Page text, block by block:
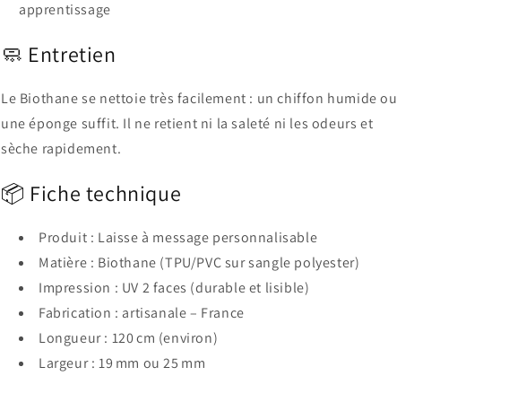
apprentissage
🧼 Entretien
Le Biothane se nettoie très facilement : un chiffon humide ou
une éponge suffit. Il ne retient ni la saleté ni les odeurs et
sèche rapidement.
📦 Fiche technique
Produit : Laisse à message personnalisable
Matière : Biothane (TPU/PVC sur sangle polyester)
Impression : UV 2 faces (durable et lisible)
Fabrication : artisanale – France
Longueur : 120 cm (environ)
Largeur : 19 mm ou 25 mm